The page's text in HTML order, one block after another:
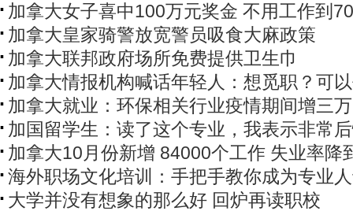
加拿大女子喜中100万元奖金 不用工作到
加拿大皇家骑警放宽警员吸食大麻政策
加拿大联邦政府场所免费提供卫生巾
加拿大情报机构喊话年轻人：想觅职？可
加拿大就业：环保相关行业疫情期间增三
加国留学生：读了这个专业，我表示非常
加拿大10月份新增 84000个工作 失业率降
海外职场文化培训：手把手教你成为专业
大学并没有想象的那么好 回炉再读职校